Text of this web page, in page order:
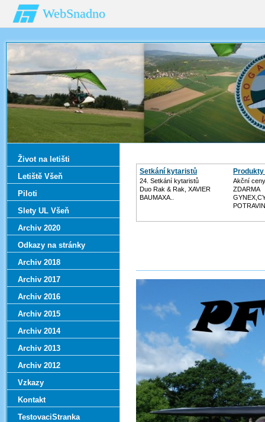
WebSnadno
Setkání kytaristů
24. Setkání kytaristů
Duo Rak & Rak, XAVIER
BAUMAXA..
Akční
ZDARMA
Život na letišti
Letiště Všeň
Piloti
Slety UL Všeň
Archiv 2020
Odkazy na stránky
Archiv 2018
Archiv 2017
Archiv 2016
Archiv 2015
Archiv 2014
Archiv 2013
Archiv 2012
Vzkazy
Kontakt
TestovaciStranka